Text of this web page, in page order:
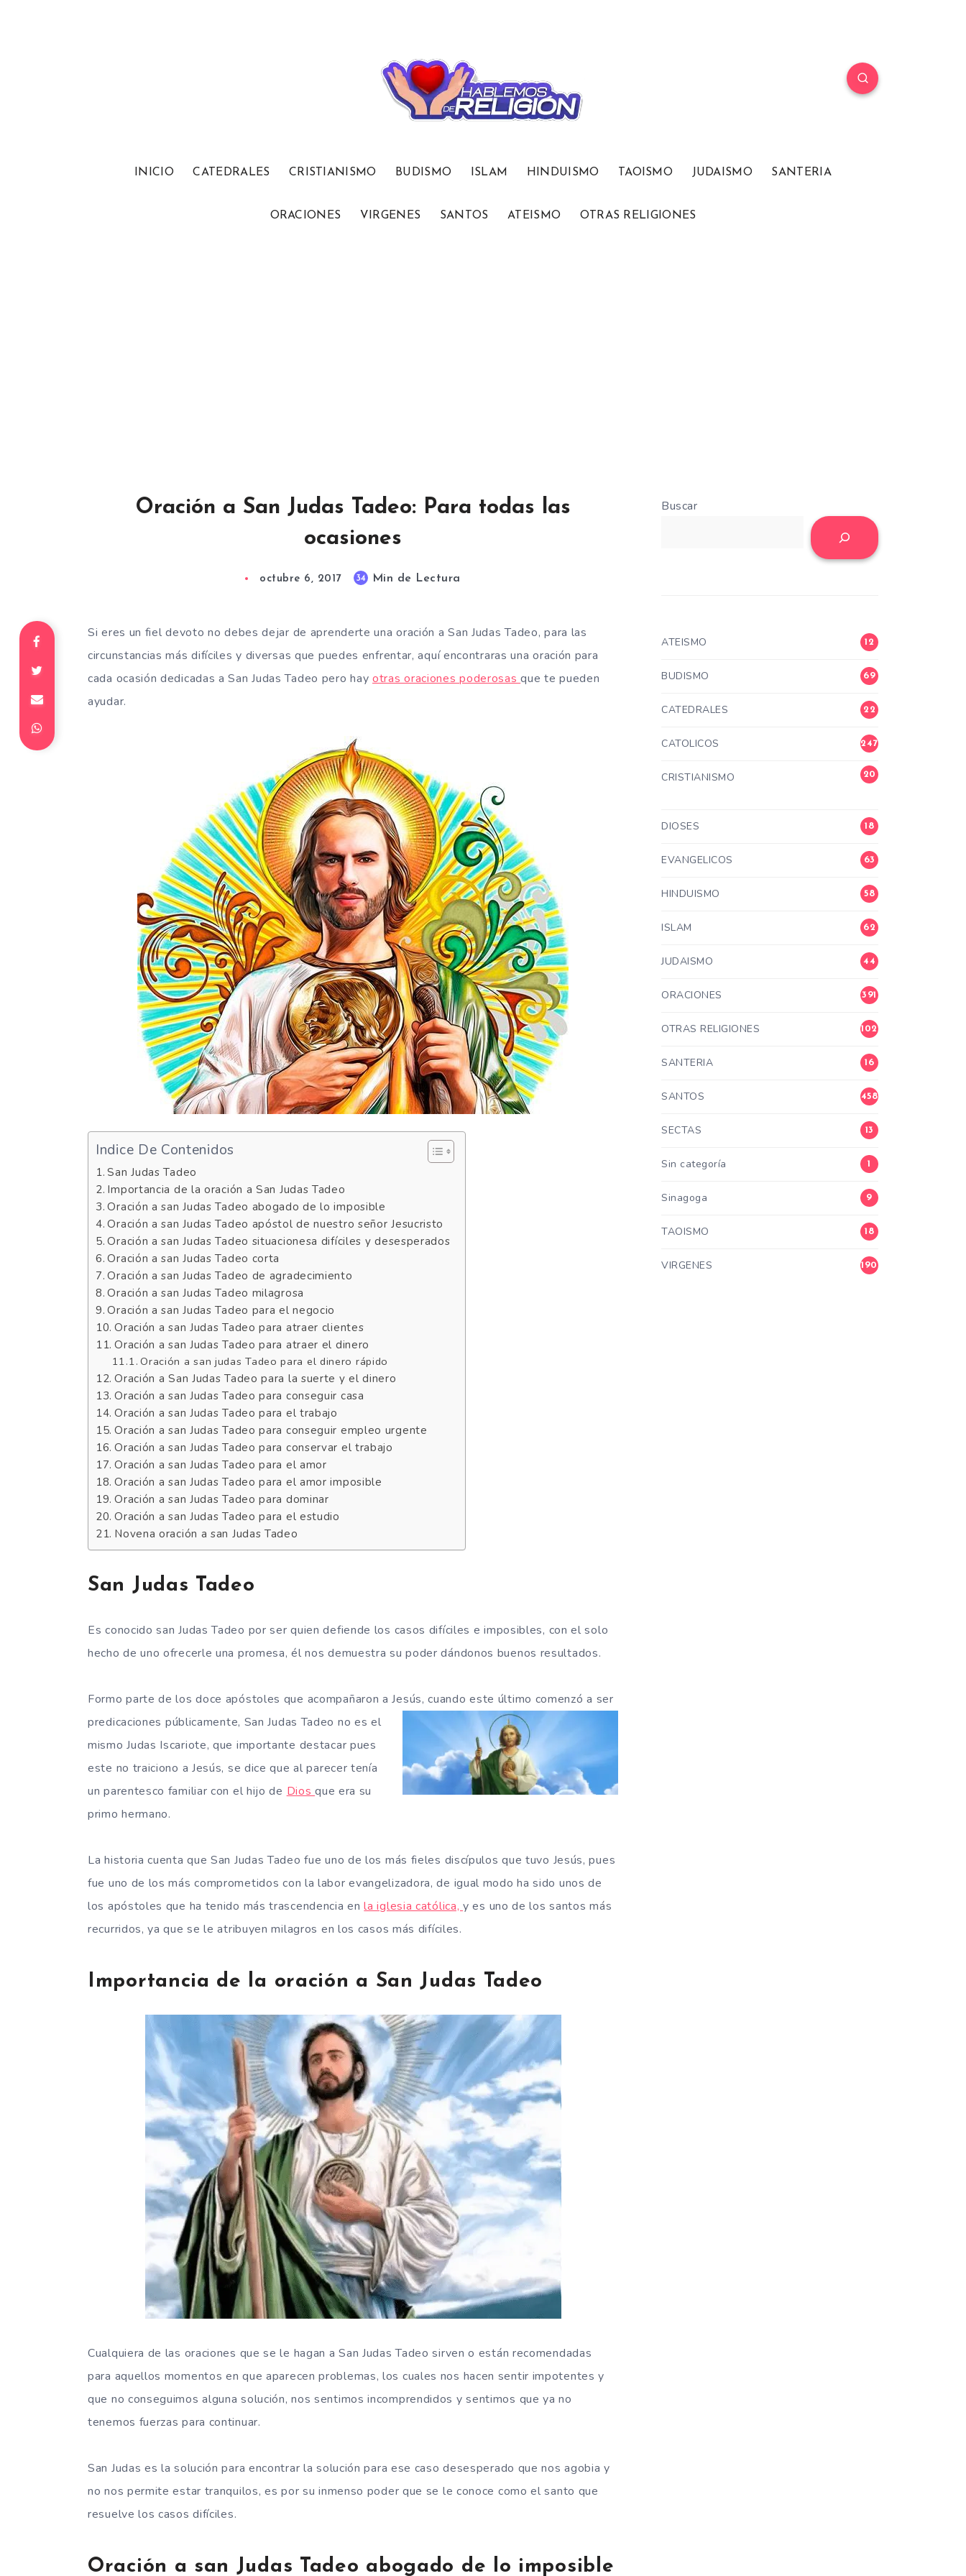
INICIO CATEDRALES CRISTIANISMO BUDISMO ISLAM HINDUISMO TAOISMO JUDAISMO SANTERIA
ORACIONES VIRGENES SANTOS ATEISMO OTRAS RELIGIONES
Oración a San Judas Tadeo: Para todas las
ocasiones
octubre 6, 2017 34 Min de Lectura
Si eres un fiel devoto no debes dejar de aprenderte una oración a San Judas Tadeo, para las
circunstancias más difíciles y diversas que puedes enfrentar, aquí encontraras una oración para
cada ocasión dedicadas a San Judas Tadeo pero hay otras oraciones poderosasque te pueden
ayudar.
Indice De Contenidos
San Judas Tadeo
Importancia de la oración a San Judas Tadeo
Oración a san Judas Tadeo abogado de lo imposible
Oración a san Judas Tadeo apóstol de nuestro señor Jesucristo
Oración a san Judas Tadeo situacionesa difíciles y desesperados
Oración a san Judas Tadeo corta
Oración a san Judas Tadeo de agradecimiento
Oración a san Judas Tadeo milagrosa
Oración a san Judas Tadeo para el negocio
Oración a san Judas Tadeo para atraer clientes
Oración a san Judas Tadeo para atraer el dinero
Oración a san judas Tadeo para el dinero rápido
Oración a San Judas Tadeo para la suerte y el dinero
Oración a san Judas Tadeo para conseguir casa
Oración a san Judas Tadeo para el trabajo
Oración a san Judas Tadeo para conseguir empleo urgente
Oración a san Judas Tadeo para conservar el trabajo
Oración a san Judas Tadeo para el amor
Oración a san Judas Tadeo para el amor imposible
Oración a san Judas Tadeo para dominar
Oración a san Judas Tadeo para el estudio
Novena oración a san Judas Tadeo
San Judas Tadeo
Es conocido san Judas Tadeo por ser quien defiende los casos difíciles e imposibles, con el solo
hecho de uno ofrecerle una promesa, él nos demuestra su poder dándonos buenos resultados.
Formo parte de los doce apóstoles que acompañaron a Jesús, cuando este último comenzó a ser
predicaciones públicamente, San Judas Tadeo no es el
mismo Judas Iscariote, que importante destacar pues
este no traiciono a Jesús, se dice que al parecer tenía
un parentesco familiar con el hijo de Diosque era su
primo hermano.
La historia cuenta que San Judas Tadeo fue uno de los más fieles discípulos que tuvo Jesús, pues
fue uno de los más comprometidos con la labor evangelizadora, de igual modo ha sido unos de
los apóstoles que ha tenido más trascendencia en la iglesia católica,y es uno de los santos más
recurridos, ya que se le atribuyen milagros en los casos más difíciles.
Importancia de la oración a San Judas Tadeo
Cualquiera de las oraciones que se le hagan a San Judas Tadeo sirven o están recomendadas
para aquellos momentos en que aparecen problemas, los cuales nos hacen sentir impotentes y
que no conseguimos alguna solución, nos sentimos incomprendidos y sentimos que ya no
tenemos fuerzas para continuar.
San Judas es la solución para encontrar la solución para ese caso desesperado que nos agobia y
no nos permite estar tranquilos, es por su inmenso poder que se le conoce como el santo que
resuelve los casos difíciles.
Oración a san Judas Tadeo abogado de lo imposible
Buscar
ATEISMO 12
BUDISMO 69
CATEDRALES 22
CATOLICOS 247
CRISTIANISMO
20
DIOSES 18
EVANGELICOS 63
HINDUISMO 58
ISLAM 62
JUDAISMO 44
ORACIONES 391
OTRAS RELIGIONES 102
SANTERIA 16
SANTOS 458
SECTAS 13
Sin categoría 1
Sinagoga 9
TAOISMO 18
VIRGENES 190